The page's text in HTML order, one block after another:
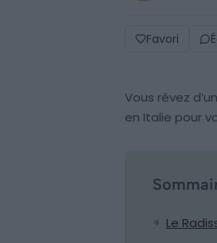
Favori
Vous rêvez
en Italie pour
Le